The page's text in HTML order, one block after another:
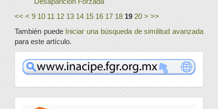
<< < 9 10 11 12 13 14 15 16 17 18 19 20 > >>
También puede Iniciar una búsqueda de similitud avanzada
para este artículo.
www